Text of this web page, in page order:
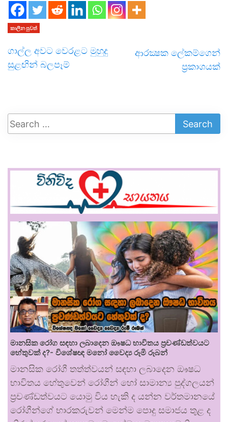
කාලීන පුවත්
ගාල්ල අවට වෙරළට මුහුදු
සුළඟින් බලපෑම්
ආරක්‍ෂක ලේකම්ගෙන්
ප්‍රකාශයක්
මානසික රෝග සඳහා ලබාදෙන ඖෂධ භාවිතය ප්‍රචණ්ඩත්වයට
හේතුවක් ද?- විශේෂඥ මනෝ වෛද්‍ය රූමි රූබන්
මානසික රෝගී තත්ත්වයන් සඳහා ලබාදෙන ඖෂධ
භාවිතය හේතුවෙන් රෝගීන් හෝ සාමාන්‍ය පුද්ගලයන්
ප්‍රචණ්ඩත්වයට යොමු විය හැකි ද යන්න වර්තමානයේ
රෝගීන්ගේ භාරකරුවන් මෙන්ම පොදු සමාජය තුළ ද